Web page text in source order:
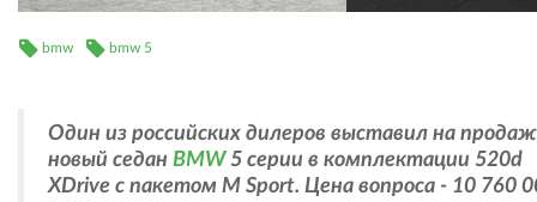
bmw bmw 5
Один из российских дилеров выставил на
новый седан BMW5 серии в комплектации 520d
XDrive с пакетом M Sport. Цена вопроса - 10 760